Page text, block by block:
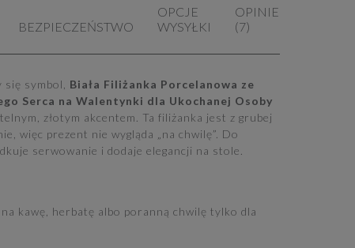
BEZPIECZEŃSTWO
OPCJE
WYSYŁKI
OPINIE
(7)
się symbol, Biała Filiżanka Porcelanowa ze
Serca na Walentynki dla Ukochanej Osoby
złotym akcentem. Ta filiżanka jest z grubej
więc prezent nie wygląda „na chwilę”. Do
serwowanie i dodaje elegancji na stole.
kawę, herbatę albo poranną chwilę tylko dla